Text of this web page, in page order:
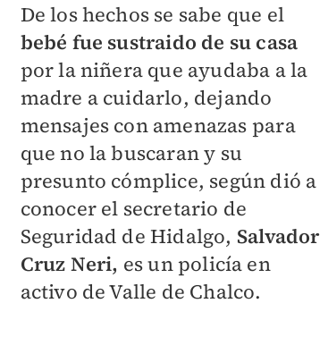
De los hechos se sabe que el
bebé fue sustraido de su casa
por la niñera que ayudaba a la
madre a cuidarlo, dejando
mensajes con amenazas para
que no la buscaran y su
presunto cómplice, según dió a
conocer el secretario de
Seguridad de Hidalgo, Salvador
Cruz Neri, es un policía en
activo de Valle de Chalco.